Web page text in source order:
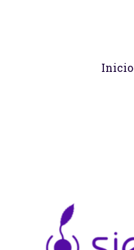
Inicio